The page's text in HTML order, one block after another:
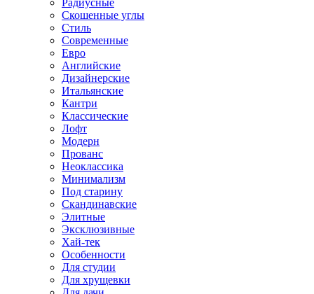
Радиусные
Скошенные углы
Стиль
Современные
Евро
Английские
Дизайнерские
Итальянские
Кантри
Классические
Лофт
Модерн
Прованс
Неоклассика
Минимализм
Под старину
Скандинавские
Элитные
Эксклюзивные
Хай-тек
Особенности
Для студии
Для хрущевки